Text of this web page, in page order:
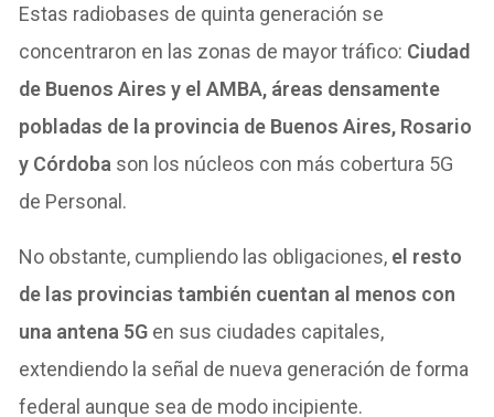
Estas radiobases de quinta generación se
concentraron en las zonas de mayor tráfico: Ciudad
de Buenos Aires y el AMBA, áreas densamente
pobladas de la provincia de Buenos Aires, Rosario
y Córdoba son los núcleos con más cobertura 5G
de Personal.
No obstante, cumpliendo las obligaciones, el resto
de las provincias también cuentan al menos con
una antena 5G en sus ciudades capitales,
extendiendo la señal de nueva generación de forma
federal aunque sea de modo incipiente.